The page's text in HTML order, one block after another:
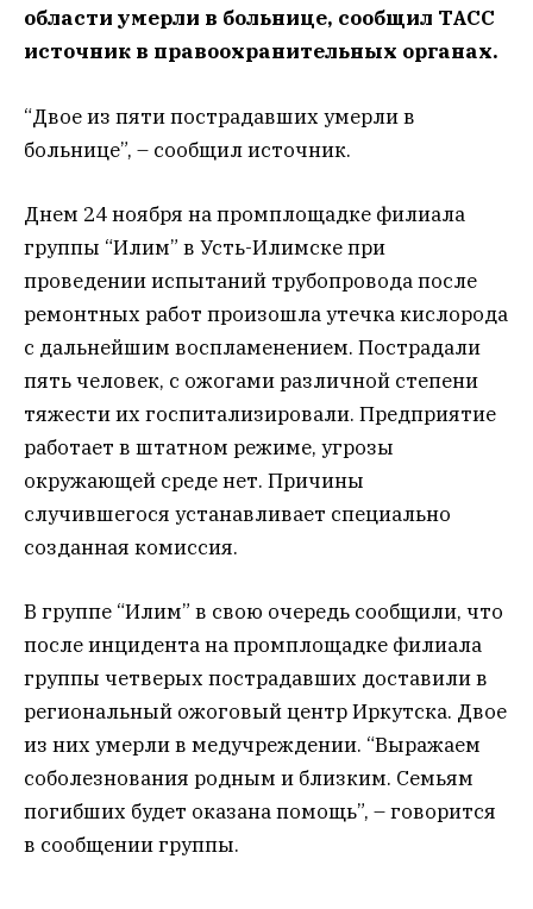
области умерли в больнице, сообщил ТАСС
источник в правоохранительных органах.
“Двое из пяти пострадавших умерли в
больнице”, – сообщил источник.
Днем 24 ноября на промплощадке филиала
группы “Илим” в Усть-Илимске при
проведении испытаний трубопровода после
ремонтных работ произошла утечка кислорода
с дальнейшим воспламенением. Пострадали
пять человек, с ожогами различной степени
тяжести их госпитализировали. Предприятие
работает в штатном режиме, угрозы
окружающей среде нет. Причины
случившегося устанавливает специально
созданная комиссия.
В группе “Илим” в свою очередь сообщили, что
после инцидента на промплощадке филиала
группы четверых пострадавших доставили в
региональный ожоговый центр Иркутска. Двое
из них умерли в медучреждении. “Выражаем
соболезнования родным и близким. Семьям
погибших будет оказана помощь”, – говорится
в сообщении группы.